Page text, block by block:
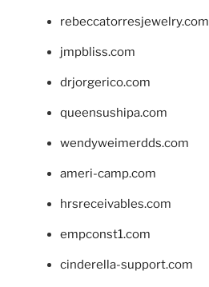
rebeccatorresjewelry.com
jmpbliss.com
drjorgerico.com
queensushipa.com
wendyweimerdds.com
ameri-camp.com
hrsreceivables.com
empconst1.com
cinderella-support.com